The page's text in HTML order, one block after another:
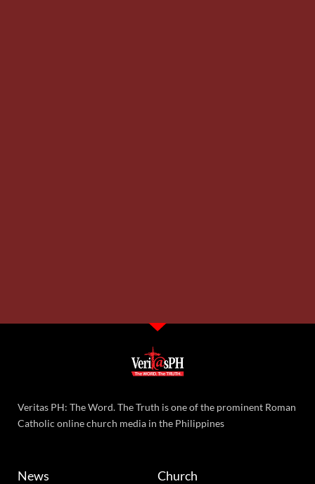
Veritas PH: The Word. The Truth is one of the prominent Roman
Catholic online church media in the Philippines
News Church